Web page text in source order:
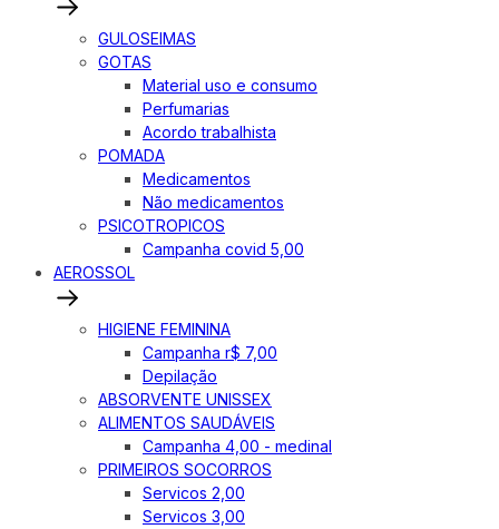
GULOSEIMAS
GOTAS
Material uso e consumo
Perfumarias
Acordo trabalhista
POMADA
Medicamentos
Não medicamentos
PSICOTROPICOS
Campanha covid 5,00
AEROSSOL
HIGIENE FEMININA
Campanha r$ 7,00
Depilação
ABSORVENTE UNISSEX
ALIMENTOS SAUDÁVEIS
Campanha 4,00 - medinal
PRIMEIROS SOCORROS
Servicos 2,00
Servicos 3,00